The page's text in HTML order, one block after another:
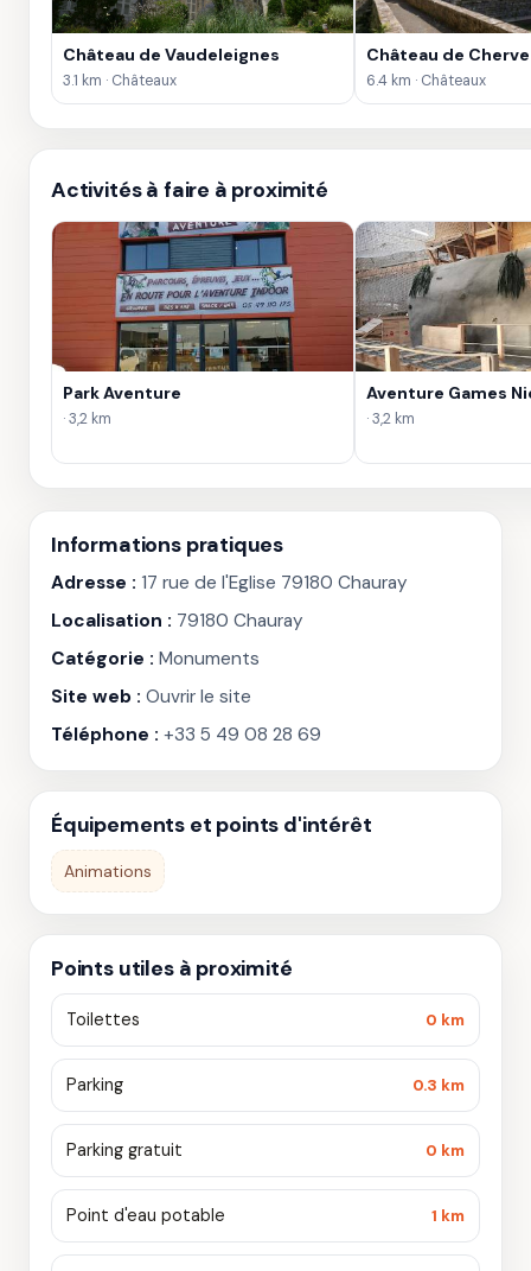
Château de Vaudeleignes
3.1 km · Châteaux
Château de
6.4 km · Châteaux
Activités à faire à proximité
Park Aventure
· 3,2 km
Aventure Games
· 3,2 km
Informations pratiques
Adresse : 17 rue de l'Eglise 79180 Chauray
Localisation : 79180 Chauray
Catégorie : Monuments
Site web : Ouvrir le site
Téléphone : +33 5 49 08 28 69
Équipements et points d'intérêt
Animations
Points utiles à proximité
Toilettes 0 km
Parking 0.3 km
Parking gratuit 0 km
Point d'eau potable 1 km